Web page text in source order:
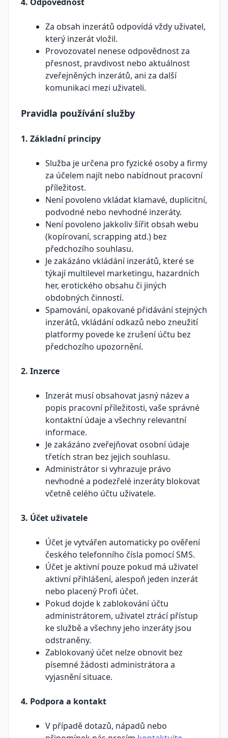
Za obsah inzerátů odpovídá vždy uživatel,
který inzerát vložil.
Provozovatel nenese odpovědnost za
přesnost, pravdivost nebo aktuálnost
zveřejněných inzerátů, ani za další
komunikaci mezi uživateli.
Pravidla používání služby
1. Základní principy
Služba je určena pro fyzické osoby a firmy
za účelem najít nebo nabídnout pracovní
příležitost.
Není povoleno vkládat klamavé, duplicitní,
podvodné nebo nevhodné inzeráty.
Není povoleno jakkoliv šířit obsah webu
(kopírovaní, scrapping atd.) bez
předchozího souhlasu.
Je zakázáno vkládání inzerátů, které se
týkají multilevel marketingu, hazardních
her, erotického obsahu či jiných
obdobných činností.
Spamování, opakované přidávání stejných
inzerátů, vkládání odkazů nebo zneužití
platformy povede ke zrušení účtu bez
předchozího upozornění.
2. Inzerce
Inzerát musí obsahovat jasný název a
popis pracovní příležitosti, vaše správné
kontaktní údaje a všechny relevantní
informace.
Je zakázáno zveřejňovat osobní údaje
třetích stran bez jejich souhlasu.
Administrátor si vyhrazuje právo
nevhodné a podezřelé inzeráty blokovat
včetně celého účtu uživatele.
3. Účet uživatele
Účet je vytvářen automaticky po ověření
českého telefonního čísla pomocí SMS.
Účet je aktivní pouze pokud má uživatel
aktivní přihlášení, alespoň jeden inzerát
nebo placený Profi účet.
Pokud dojde k zablokování účtu
administrátorem, uživatel ztrácí přístup
ke službě a všechny jeho inzeráty jsou
odstraněny.
Zablokovaný účet nelze obnovit bez
písemné žádosti administrátora a
vyjasnění situace.
4. Podpora a kontakt
V případě dotazů, nápadů nebo